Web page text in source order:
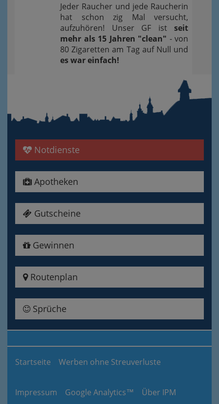
Jeder Raucher und jede Raucherin
hat schon zig Mal versucht,
aufzuhören! Unser GF ist seit
mehr als 15 Jahren "clean" - von
80 Zigaretten am Tag auf Null und
es war einfach!
Notdienste
Apotheken
Gutscheine
Gewinnen
Routenplan
Sprüche
Startseite Werben ohne Streuverluste
Impressum Google Analytics™ Über IPM